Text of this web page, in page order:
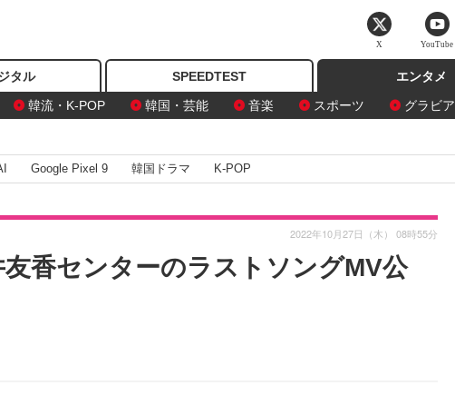
タル SPEEDTEST
エンタメ
韓流・K-POP 韓国・芸能 音楽 スポーツ グラビア
Google Pixel 9 韓国ドラマ K-POP
香センターのラストソングMV公
2022年10月27日（木） 08時55分
X YouTube